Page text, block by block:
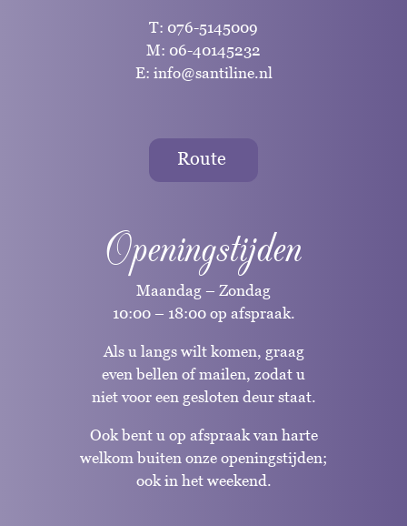
T: 076-5145009
M: 06-40145232
E: info@santiline.nl
Route
Openingstijden
Maandag – Zondag
10:00 – 18:00 op afspraak.
Als u langs wilt komen, graag
even bellen of mailen, zodat u
niet voor een gesloten deur staat.
Ook bent u op afspraak van harte
welkom buiten onze openingstijden;
ook in het weekend.